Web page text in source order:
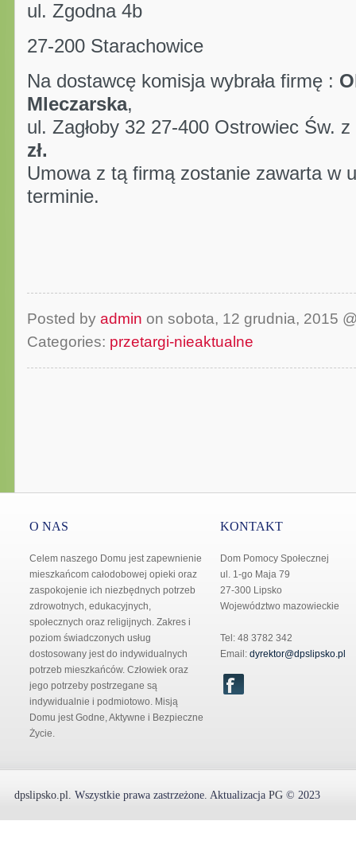
ul. Zgodna 4b
27-200 Starachowice
Na dostawcę komisja wybrała firmę :
Mleczarska,
ul. Zagłoby 32 27-400 Ostrowiec Św. z
zł.
Umowa z tą firmą zostanie zawarta w
terminie.
Posted by admin on sobota, 12 grudnia, 2015
Categories: przetargi-nieaktualne
O NAS
Celem naszego Domu jest zapewnienie
mieszkańcom całodobowej opieki oraz
zaspokojenie ich niezbędnych potrzeb
zdrowotnych, edukacyjnych,
społecznych oraz religijnych. Zakres i
poziom świadczonych usług
dostosowany jest do indywidualnych
potrzeb mieszkańców. Człowiek oraz
jego potrzeby postrzegane są
indywidualnie i podmiotowo. Misją
Domu jest Godne, Aktywne i Bezpieczne
Życie.
KONTAKT
Dom Pomocy Społecznej
ul. 1-go Maja 79
27-300 Lipsko
Województwo mazowieckie
Tel: 48 3782 342
Email: dyrektor@dpslipsko.pl
dpslipsko.pl. Wszystkie prawa zastrzeżone. Aktualizacja PG © 2023